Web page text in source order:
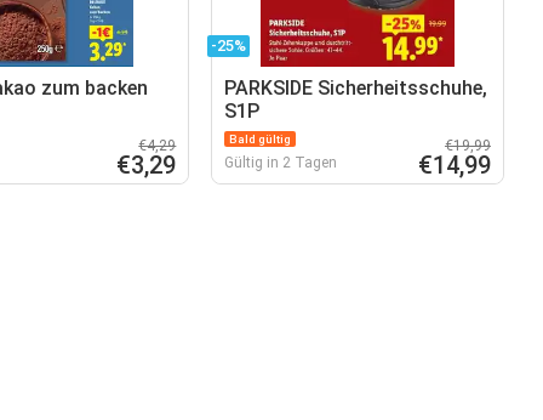
zum backen
€4,29
€3,29
-25%
PARKSIDE Sicherheitsschuhe,
S1P
Bald gültig
Gültig in 2 Tagen
€19,99
€14,99